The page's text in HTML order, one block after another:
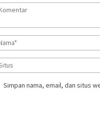
Simpan nama, email, dan situs